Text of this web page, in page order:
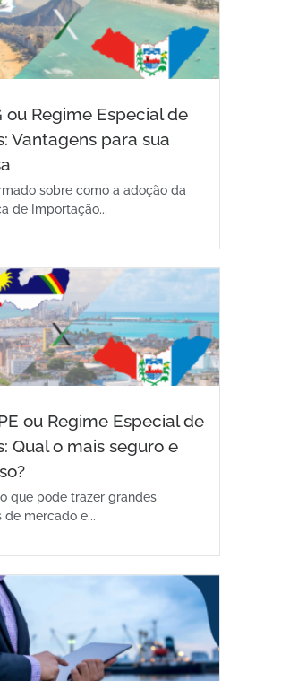
ou Regime Especial de
Vantagens para sua
sobre como a adoção da
de Importação...
ou Regime Especial de
Qual o mais seguro e
que pode trazer grandes
de mercado e...